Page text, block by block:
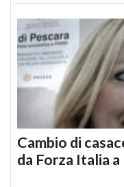
Cambio di
da Forza Italia